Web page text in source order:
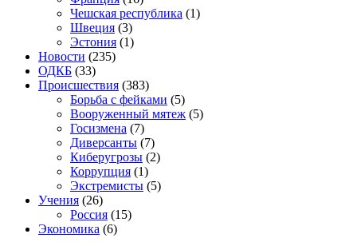
Чешская республика (1)
Швеция (3)
Эстония (1)
Новости (235)
ОДКБ (33)
Происшествия (383)
Борьба с фейками (5)
Вооруженный мятеж (5)
Госизмена (7)
Диверсанты (7)
Киберугрозы (2)
Коррупция (1)
Экстремисты (5)
Учения (26)
Россия (15)
Экономика (6)